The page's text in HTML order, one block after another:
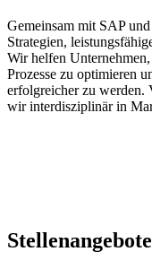
Gemeinsam mit SAP
Strategien,
Wir helfen
Prozesse zu optimieren
erfolgreicher zu werden.
wir interdisziplinär in
Stellenangebote